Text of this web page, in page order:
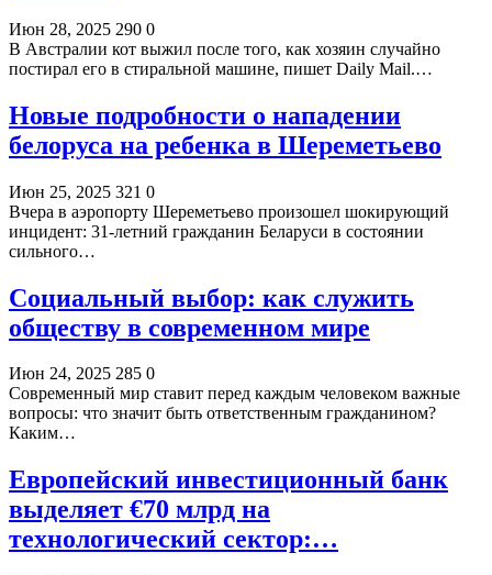
Июн 28, 2025 290 0
В Австралии кот выжил после того, как хозяин случайно
постирал его в стиральной машине, пишет Daily Mail.…
Новые подробности о нападении
белоруса на ребенка в Шереметьево
Июн 25, 2025 321 0
Вчера в аэропорту Шереметьево произошел шокирующий
инцидент: 31-летний гражданин Беларуси в состоянии
сильного…
Социальный выбор: как служить
обществу в современном мире
Июн 24, 2025 285 0
Современный мир ставит перед каждым человеком важные
вопросы: что значит быть ответственным гражданином?
Каким…
Европейский инвестиционный банк
выделяет €70 млрд на
технологический сектор:…